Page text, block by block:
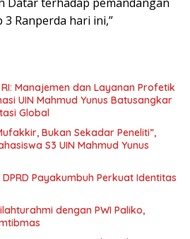
Ranperda hari ini,”
Manajemen dan Layanan Profetik
UIN Mahmud Yunus Batusangkar
Global
Bukan Sekadar Peneliti”,
S3 UIN Mahmud Yunus
Payakumbuh Perkuat Identitas
dengan PWI Paliko,